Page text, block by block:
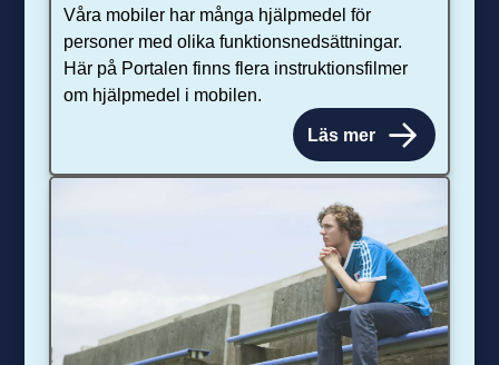
Våra mobiler har många hjälpmedel för
personer med olika funktionsnedsättningar.
Här på Portalen finns flera instruktionsfilmer
om hjälpmedel i mobilen.
Läs mer